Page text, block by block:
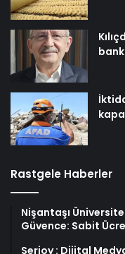
Rastgele Haberler
Nişantaşı
Güvence: Sabit
Serjoy : Dijital